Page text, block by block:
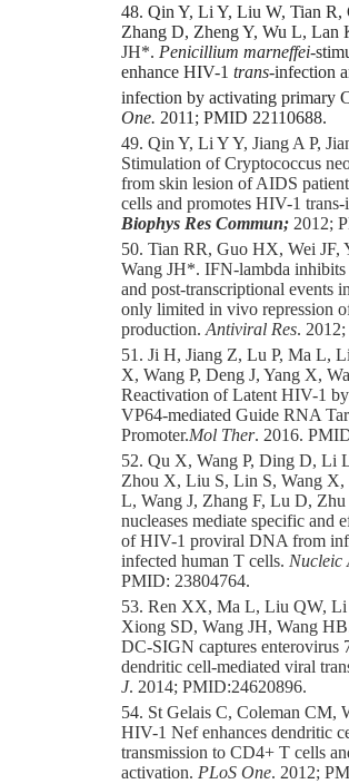
48. Qin Y, Li Y, Liu W, Tian
Zhang D, Zheng Y, Wu L, Lan
JH*. Penicillium marneffei-
enhance HIV-1 trans-infection
infection by activating primary
One. 2011; PMID 22110688.
49. Qin Y, Li Y Y, Jiang A P,
Stimulation of Cryptococcus
from skin lesion of AIDS
cells and promotes HIV-1
Biophys Res Commun;2012;
50. Tian RR, Guo HX, Wei JF,
Wang JH*. IFN-lambda
and post-transcriptional events
only limited in vivo repression
production. Antiviral Res.
51. Ji H, Jiang Z, Lu P, Ma L,
X, Wang P, Deng J, Yang X,
Reactivation of Latent HIV-1
VP64-mediated Guide RNA
Promoter.Mol Ther. 2016.
52. Qu X, Wang P, Ding D, Li
Zhou X, Liu S, Lin S, Wang
L, Wang J, Zhang F, Lu D,
nucleases mediate specific and
ofHIV-1 proviral DNA from
infected human T cells. Nucleic
PMID: 23804764.
53. Ren XX, Ma L, Liu QW,
Xiong SD, Wang JH, Wang
DC-SIGN captures enterovirus
dendritic cell-mediated viral
J. 2014; PMID:24620896.
54. St Gelais C, Coleman CM,
HIV-1 Nef enhances dendritic
transmission to CD4+ T cells
activation. PLoS One. 2012;